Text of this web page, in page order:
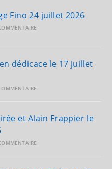
Fino 24 juillet 2026
dédicace le 17 juillet
et Alain Frappier le